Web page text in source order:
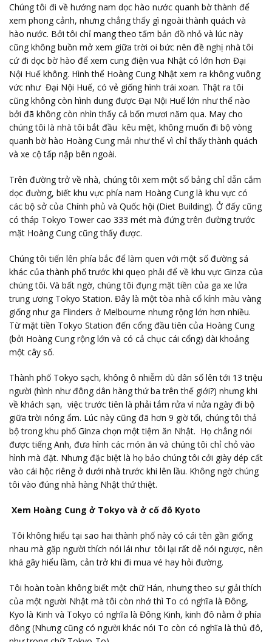
Chúng tôi đi về hướng nam dọc hào nước quanh bờ thành để
xem phong cảnh, nhưng chẳng thấy gì ngoài thành quách và
hào nước. Bởi tôi chỉ mang theo tấm bản đồ nhỏ và lúc này
cũng không buồn mở xem giữa trời oi bức nên đề nghị nhà tôi
cứ đi dọc bờ hào để xem cung điện vua Nhật có lớn hơn Đại
Nội Huế không. Hình thể Hoàng Cung Nhật xem ra không vuông
vức như Đại Nội Huế, có vẻ giống hình trái xoan. Thật ra tôi
cũng không còn hình dung được Đại Nội Huế lớn như thế nào
bởi đã không còn nhìn thấy cả bốn mươi năm qua. May cho
chúng tôi là nhà tôi bắt đầu kêu mệt, không muốn đi bộ vòng
quanh bờ hào Hoàng Cung mải như thế vì chỉ thấy thành quách
và xe cộ tấp nập bên ngoài.
Trên đường trở về nhà, chúng tôi xem một số bảng chỉ dẫn cắm
dọc đường, biết khu vực phía nam Hoàng Cung là khu vực có
các bộ sở của Chính phủ và Quốc hội (Diet Building). Ở đấy cũng
có tháp Tokyo Tower cao 333 mét mà đứng trên đường trước
mặt Hoàng Cung cũng thấy được.
Chúng tôi tiến lên phía bắc để làm quen với một số đường sá
khác của thành phố trước khi quẹo phải để về khu vực Ginza của
chúng tôi. Và bất ngờ, chúng tôi đụng mặt tiền của ga xe lửa
trung ương Tokyo Station. Đây là một tòa nhà cổ kính màu vàng
giống như ga Flinders ở Melbourne nhưng rộng lớn hơn nhiều.
Từ mặt tiền Tokyo Station đến cổng đầu tiên của Hoàng Cung
(bởi Hoàng Cung rộng lớn và có cả chục cái cổng) dài khoảng
một cây số.
Thành phố Tokyo sạch, không ô nhiễm dù dân số lên tới 13 triệu
người (hình như đông dân hàng thứ ba trên thế giới?) nhưng khi
về khách sạn, việc trước tiên là phải tắm rửa vì nửa ngày đi bộ
giữa trời nóng ẩm. Lúc này cũng đã hơn 9 giờ tối, chúng tôi thả
bộ trong khu phố Ginza chọn một tiệm ăn Nhật. Họ chẳng nói
được tiếng Anh, đưa hình các món ăn và chúng tôi chỉ chỏ vào
hình mà đặt. Nhưng đặc biệt là họ bảo chúng tôi cởi giày dép cất
vào cái hộc riêng ở dưới nhà trước khi lên lầu. Không ngờ chúng
tôi vào đúng nhà hàng Nhật thứ thiệt.
Xem Hoàng Cung ở Tokyo và ở cố đô Kyoto
Tôi không hiểu tại sao hai thành phố này có cái tên gần giống
nhau mà gặp người thích nói lái như tôi lại rất dễ nói ngược, nên
khá gây hiểu lầm, cản trở khi đi mua vé hay hỏi đường.
Tôi hoàn toàn không biết một chữ Hán, nhưng theo sự giải thích
của một người Nhật mà tôi còn nhớ thì To có nghĩa là Đông,
Kyo là Kinh và Tokyo có nghĩa là Đông Kinh, kinh đô nằm ở phía
đông (Nhưng cũng có người khác nói To còn có nghĩa là thủ đô,